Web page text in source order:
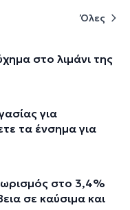
Όλες
στο λιμάνι της
για
τα ένσημα για
στο 3,4%
σε καύσιμα και